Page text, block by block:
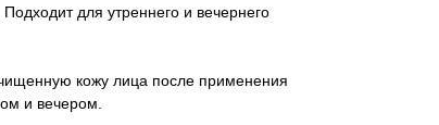
для утреннего и вечернего
кожу лица после применения
и вечером.